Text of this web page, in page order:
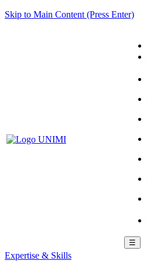
Skip to Main Content (Press Enter)
☰
Expertise & Skills